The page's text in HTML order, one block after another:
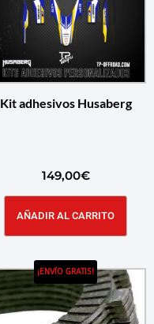
Kit adhesivos Husaberg
149,00€
AÑADIR AL CARRITO
¡ENVÍO GRATIS!